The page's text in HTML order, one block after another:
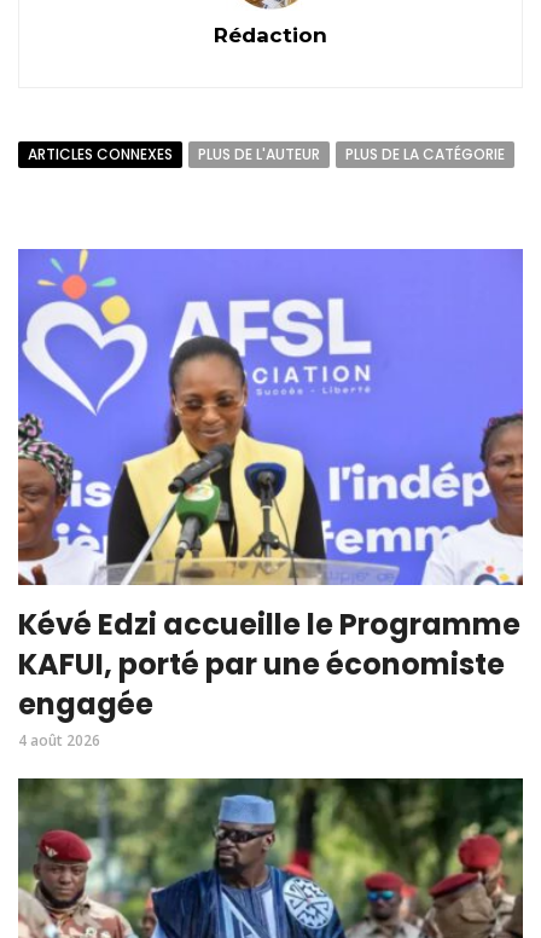
Rédaction
ARTICLES CONNEXES PLUS DE L'AUTEUR PLUS DE LA CATÉGORIE
Kévé Edzi accueille le Programme
KAFUI, porté par une économiste
engagée
4 août 2026